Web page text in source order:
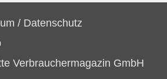
/ Datenschutz
Verbrauchermagazin GmbH